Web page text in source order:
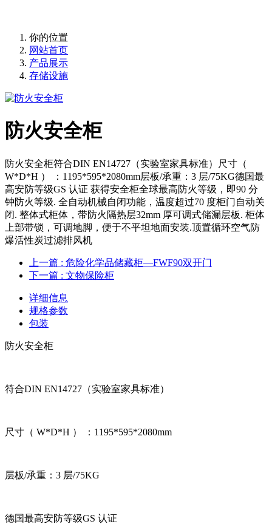
你的位置
网站首页
产品展示
存储设施
防火安全柜
防火安全柜符合DIN EN14727（实验室家具标准）尺寸（
W*D*H ） ：1195*595*2080mm层板/承重：3 层/75KG德国最
高安防等级GS 认证 获得安全柜全球最高防火等级，即90 分
钟防火等级. 全自动机械自闭功能，温度超过70 度柜门自动关
闭. 整体式柜体，带防火隔热层32mm 厚可调式储漏层板. 柜体
上部带锁，可调地脚，便于不平坦地面安装.顶置循环空气防
爆活性炭过滤排风机
上一篇 : 危险化学品储藏柜—FWF90双开门
下一篇 : 文物保险柜
详细信息
规格参数
包装
防火安全柜
符合DIN EN14727（实验室家具标准）
尺寸（ W*D*H ） ：1195*595*2080mm
层板/承重：3 层/75KG
德国最高安防等级GS 认证